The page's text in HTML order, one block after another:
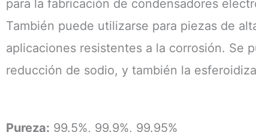
para la fabricación de condensadores
También puede utilizarse para piezas de
aplicaciones resistentes a la corrosión. Se
reducción de sodio, y también la
Pureza: 99.5%, 99.9%, 99.95%